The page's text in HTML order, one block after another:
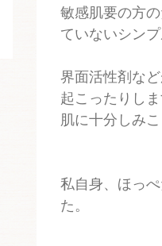
敏感肌要の方
ていないシン
界面活性剤な
起こったりし
肌に十分しみ
私自身、ほっ
た。